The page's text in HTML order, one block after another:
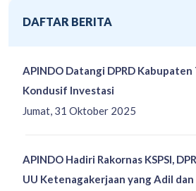
DAFTAR BERITA
Jumat, 31 Oktober 2025
APINDO Datangi DPRD Kabupaten
Kondusif Investasi
APINDO Hadiri Rakornas KSPSI,
UU Ketenagakerjaan yang Adil